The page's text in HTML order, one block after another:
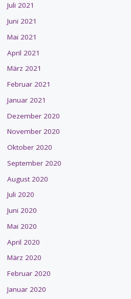
Juli 2021
Juni 2021
Mai 2021
April 2021
März 2021
Februar 2021
Januar 2021
Dezember 2020
November 2020
Oktober 2020
September 2020
August 2020
Juli 2020
Juni 2020
Mai 2020
April 2020
März 2020
Februar 2020
Januar 2020